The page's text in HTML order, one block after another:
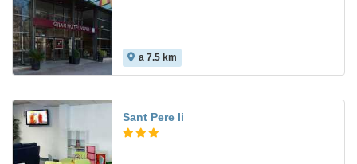
a 7.5 km
Sant Pere Ii